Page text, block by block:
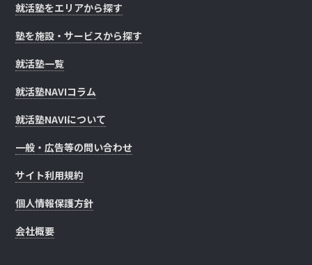
就活塾をエリアから探す
塾を施設・サービスから探す
就活塾一覧
就活塾NAVIコラム
就活塾NAVIについて
一般・広告等の問い合わせ
サイト利用規約
個人情報保護方針
会社概要